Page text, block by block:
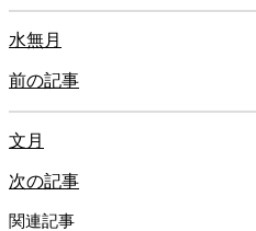
水無月
前の記事
文月
次の記事
関連記事